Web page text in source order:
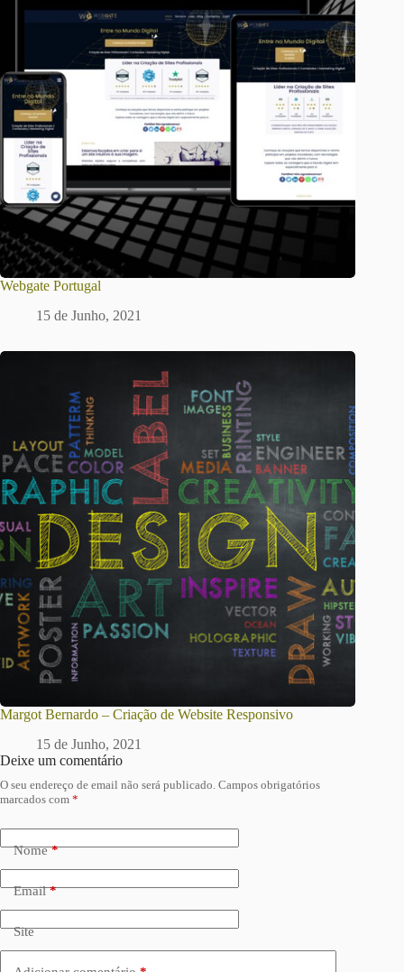
Webgate Portugal
15 de Junho, 2021
Margot Bernardo – Criação de Website Responsivo
15 de Junho, 2021
Deixe um comentário
O seu endereço de email não será publicado. Campos obrigatórios
marcados com *
Nome*
Email*
Site